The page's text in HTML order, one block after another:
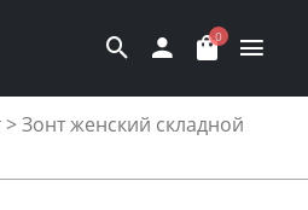
0
>Зонт женский складной